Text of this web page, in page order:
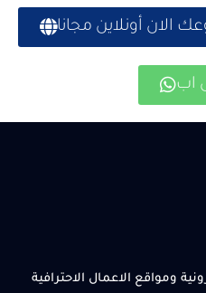
الان أونلاين مجانا
اب
ومواقع الاعمال الاحترافية